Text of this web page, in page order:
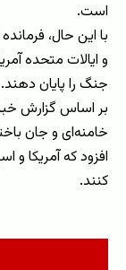
است.
با این حال،
و ایالات متحده
جنگ را پایان دهند.
بر اساس گزارش
خامنه‌ای و جان
افزود که آمریکا و
کنند.